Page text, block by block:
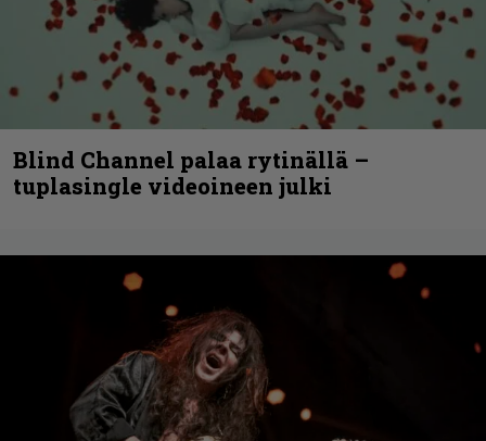
Blind Channel palaa rytinällä –
tuplasingle videoineen julki